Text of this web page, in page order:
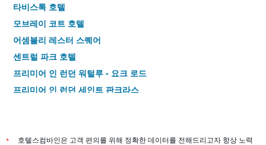
타비스톡 호텔
모브레이 코트 호텔
어셈블리 레스터 스퀘어
센트럴 파크 호텔
프리미어 인 런던 워털루 - 요크 로드
프리미어 인 런던 세인트 판크라스
킹스 크로스 인 호텔
* 호텔스컴바인은 고객 편의를 위해 정확한 데이터를 전해드리고자 항상 노력